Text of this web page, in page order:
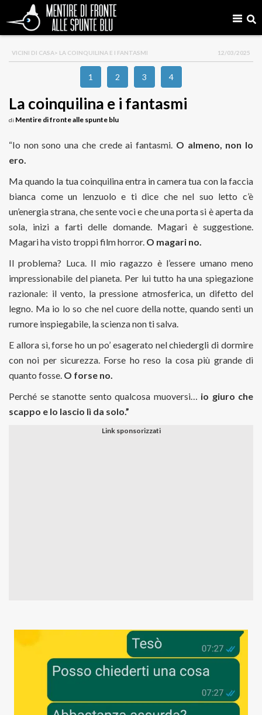
VICINI DI CASA> LA COINQUILINA E I FANTASMI 12/03/2025
1 2 3 4
La coinquilina e i fantasmi
di Mentire di fronte alle spunte blu
“Io non sono una che crede ai fantasmi. O almeno, non lo
ero.
Ma quando la tua coinquilina entra in camera tua con la faccia
bianca come un lenzuolo e ti dice che nel suo letto c’è
un’energia strana, che sente voci e che una porta si è aperta da
sola, inizi a farti delle domande. Magari è suggestione.
Magari ha visto troppi film horror. O magari no.
Il problema? Luca. Il mio ragazzo è l’essere umano meno
impressionabile del pianeta. Per lui tutto ha una spiegazione
razionale: il vento, la pressione atmosferica, un difetto del
legno. Ma io lo so che nel cuore della notte, quando senti un
rumore inspiegabile, la scienza non ti salva.
E allora sì, forse ho un po’ esagerato nel chiedergli di dormire
con noi per sicurezza. Forse ho reso la cosa più grande di
quanto fosse. O forse no.
Perché se stanotte sento qualcosa muoversi… io giuro che
scappo e lo lascio lì da solo.”